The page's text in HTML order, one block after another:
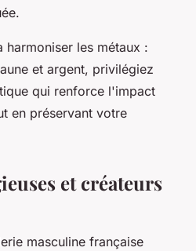
les métaux :
et argent, privilégiez
qui renforce l'impact
en préservant votre
et créateurs
masculine française